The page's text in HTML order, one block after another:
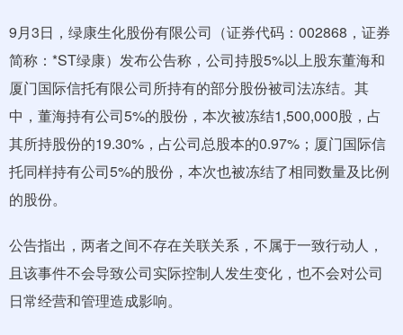
9月3日，绿康生化股份有限公司（证券代码：002868，证券
简称：*ST绿康）发布公告称，公司持股5%以上股东董海和
厦门国际信托有限公司所持有的部分股份被司法冻结。其
中，董海持有公司5%的股份，本次被冻结1,500,000股，占
其所持股份的19.30%，占公司总股本的0.97%；厦门国际信
托同样持有公司5%的股份，本次也被冻结了相同数量及比例
的股份。
公告指出，两者之间不存在关联关系，不属于一致行动人，
且该事件不会导致公司实际控制人发生变化，也不会对公司
日常经营和管理造成影响。